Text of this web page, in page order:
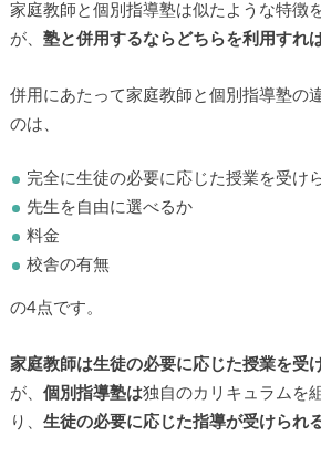
家庭教師と個別指導塾は似たような特徴
が、 塾と併用するならどちらを利用すれ
併用にあたって家庭教師と個別指導塾の
のは、
完全に生徒の必要に応じた授業を受け
先生を自由に選べるか
料金
校舎の有無
の4点です。
家庭教師は生徒の必要に応じた授業を受
が、 個別指導塾は独自のカリキュラムを
り、 生徒の必要に応じた指導が受けられ